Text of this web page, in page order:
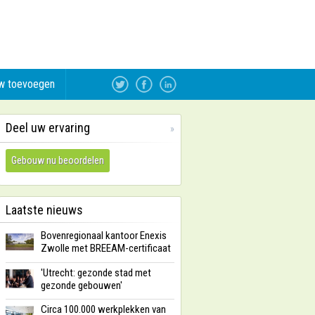
toevoegen
Deel uw ervaring »
Gebouw nu beoordelen
Laatste nieuws
Bovenregionaal kantoor Enexis
Zwolle met BREEAM-certificaat
'Utrecht: gezonde stad met
gezonde gebouwen'
Circa 100.000 werkplekken van